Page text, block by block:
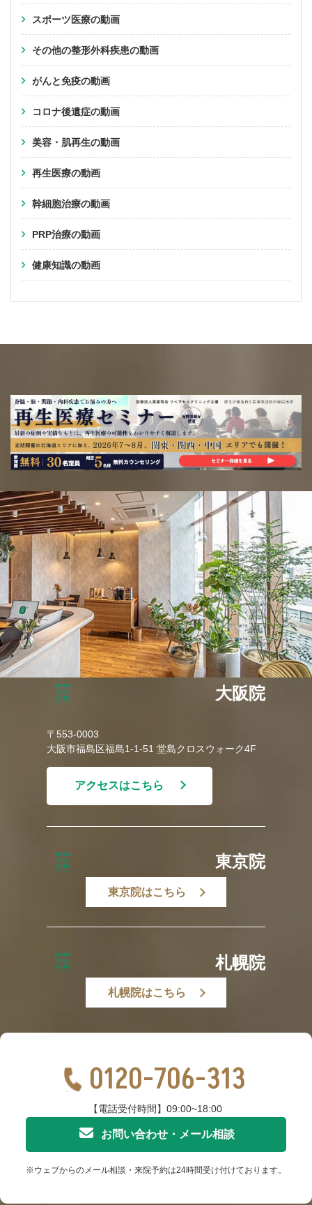
スポーツ医療の動画
その他の整形外科疾患の動画
がんと免疫の動画
コロナ後遺症の動画
美容・肌再生の動画
再生医療の動画
幹細胞治療の動画
PRP治療の動画
健康知識の動画
大阪院
〒553-0003
大阪市福島区福島1-1-51 堂島クロスウォーク4F
アクセスはこちら
東京院
東京院はこちら
札幌院
札幌院はこちら
0120-706-313
【電話受付時間】09:00~18:00
お問い合わせ・メール相談
※ウェブからのメール相談・来院予約は24時間受け付けております。